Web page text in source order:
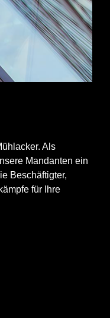
Als
Mandanten ein
Beschäftigter,
für Ihre